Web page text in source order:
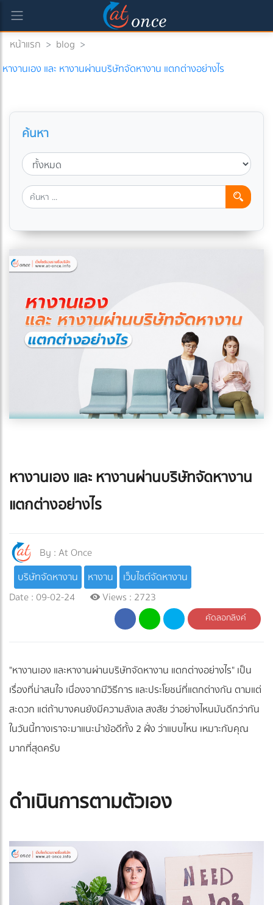
หน้าแรก > blog >
หางานเอง และ หางานผ่านบริษัทจัดหางาน แตกต่างอย่างไร
ค้นหา
หางานเอง และ หางานผ่านบริษัทจัดหางาน
แตกต่างอย่างไร
By :At Once
บริษัทจัดหางาน
หางาน
เว็บไซต์จัดหางาน
Date : 09-02-24
Views : 2723
คัดลอกลิงค์
"หางานเอง และหางานผ่านบริษัทจัดหางาน แตกต่างอย่างไร" เป็น
เรื่องที่น่าสนใจ เนื่องจากมีวิธีการ และประโยชน์ที่แตกต่างกัน ตามแต่
สะดวก แต่ถ้าบางคนยังมีความลังเล สงสัย ว่าอย่างไหนมันดีกว่ากัน
ในวันนี้ทางเราจะมาแนะนำข้อดีทั้ง 2 ฝั่ง ว่าแบบไหน เหมาะกับคุณ
มากที่สุดครับ
ดำเนินการตามตัวเอง